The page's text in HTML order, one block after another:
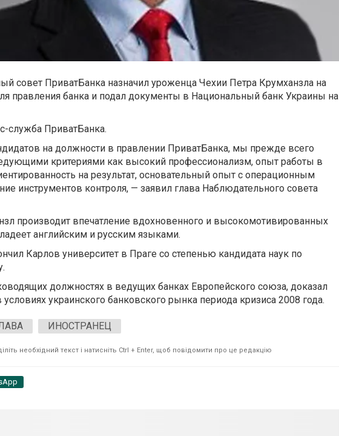
совет ПриватБанка назначил уроженца Чехии Петра Крумханзла на
правления банка и подал документы в Национальный банк Украины на
служба ПриватБанка.
на должности в правлении ПриватБанка, мы прежде всего
критериями как высокий профессионализм, опыт работы в
на результат, основательный опыт с операционным
инструментов контроля, — заявил глава Наблюдательного совета
производит впечатление вдохновенного и высокомотивированных
английским и русским языками.
Карлов университет в Праге со степенью кандидата наук по
должностях в ведущих банках Европейского союза, доказал
украинского банковского рынка периода кризиса 2008 года.
ИНОСТРАНЕЦ
необхідний текст і натисніть Ctrl + Enter, щоб повідомити про це редакцію